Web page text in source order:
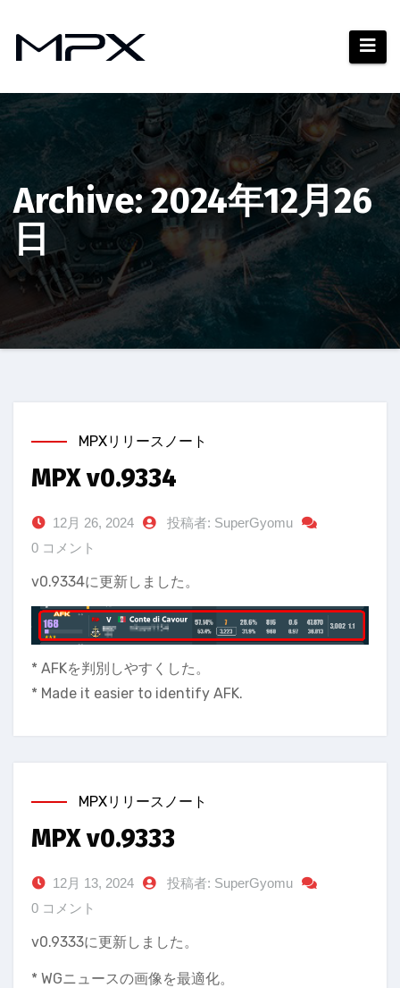
ツ
ッ
プ
Archive: 2024年12月26
日
MPXリリースノート
MPX v0.9334
12月 26, 2024
投稿者: SuperGyomu
0 コメント
v0.9334に更新しました。
* AFKを判別しやすくした。
* Made it easier to identify AFK.
MPXリリースノート
MPX v0.9333
12月 13, 2024
投稿者: SuperGyomu
0 コメント
v0.9333に更新しました。
* WGニュースの画像を最適化。